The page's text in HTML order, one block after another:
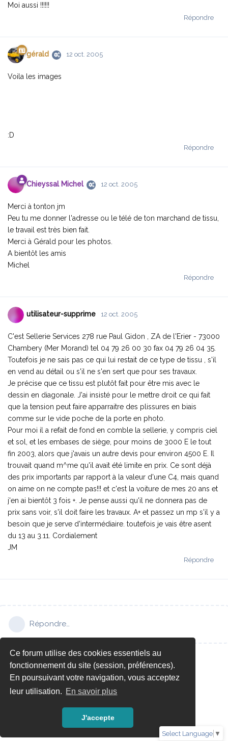
Ce forum utilise des cookies essentiels au
fonctionnement du site (session, préférences).
En poursuivant votre navigation, vous acceptez
leur utilisation. En savoir plus
J'accepte
Select Language ▼
Moi aussi !!!!!!
Répondre
gérald 12 oct. 2005
Voila les images
:D
Répondre
Chieyssal Michel 12 oct. 2005
Merci à tonton jm
Peu tu me donner l'adresse ou le télé de ton marchand de tissu,
le travail est très bien fait.
Merci à Gérald pour les photos.
A bientôt les amis
Michel
Répondre
utilisateur-supprime 12 oct. 2005
C'est Sellerie Services 278 rue Paul Gidon , ZA de l'Erier - 73000
Chambery (Mer Morand) tel 04 79 26 00 30 fax 04 79 26 04 35.
Toutefois je ne sais pas ce qui lui restait de ce type de tissu , s'il
en vend au détail ou s'il ne s'en sert que pour ses travaux.
Je précise que ce tissu est plutôt fait pour être mis avec le
dessin en diagonale. J'ai insisté pour le mettre droit ce qui fait
que la tension peut faire apparraitre des plissures en biais
comme sur le vide poche de la porte en photo.
Pour moi il a refait de fond en comble la sellerie, y compris ciel
et sol, et les embases de siège, pour moins de 3000 E le tout
fin 2003, alors que j'avais un autre devis pour environ 4500 E. Il
trouvait quand m^me qu'il avait été limite en prix. Ce sont déjà
des prix importants par rapport à la valeur d'une C4, mais quand
on aime on ne compte pas!!! et c'est la voiture de mes 20 ans et
j'en ai bientôt 3 fois +. Je pense aussi qu'il ne donnera pas de
prix sans voir, s'il doit faire les travaux. A+ et passez un mp s'il y a
besoin que je serve d'intermédiaire. toutefois je vais être asent
du 13 au 3.11. Cordialement
JM
Répondre
Répondre…